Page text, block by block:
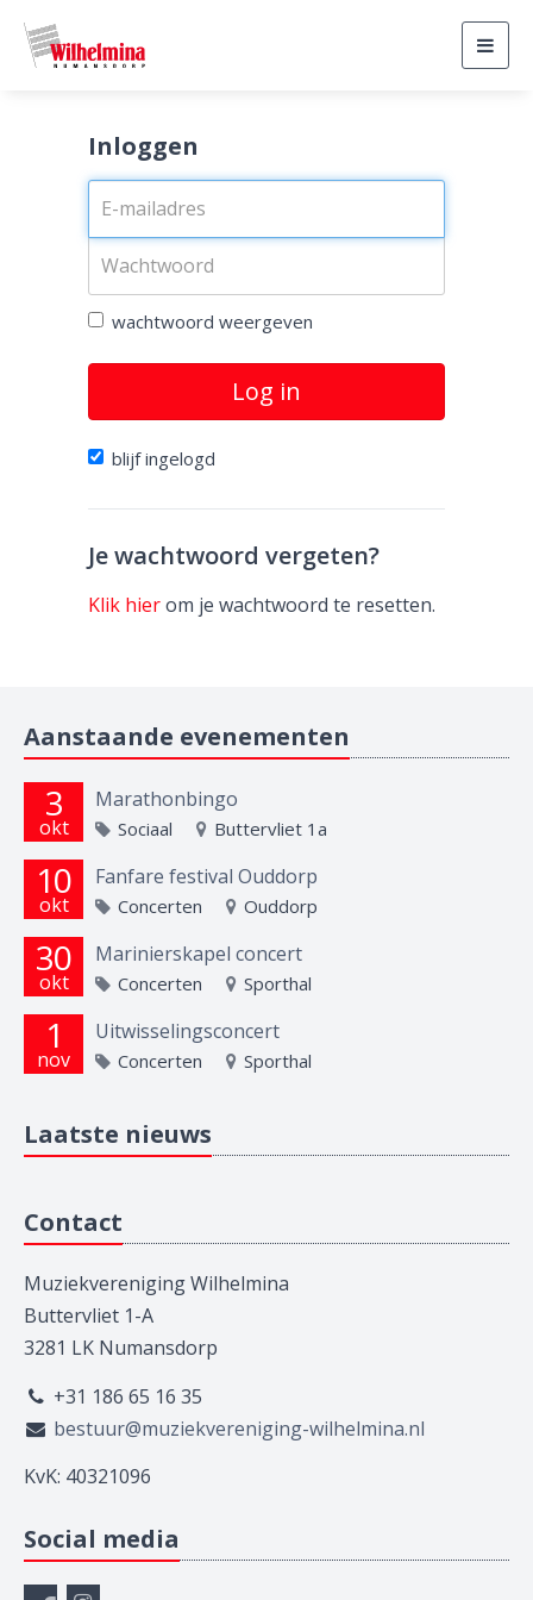
Inloggen
wachtwoord weergeven
Log in
blijf ingelogd
Je wachtwoord vergeten?
Klik hierom je wachtwoord te resetten.
Aanstaande evenementen
3
okt
Marathonbingo
Sociaal Buttervliet 1a
10
okt
Fanfare festival Ouddorp
Concerten Ouddorp
30
okt
Marinierskapel concert
Concerten Sporthal
1
nov
Uitwisselingsconcert
Concerten Sporthal
Laatste nieuws
Contact
Muziekvereniging Wilhelmina
Buttervliet 1-A
3281 LK Numansdorp
+31 186 65 16 35
bestuur@muziekvereniging-wilhelmina.nl
KvK: 40321096
Social media